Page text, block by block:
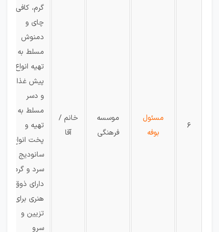
6
مسئول
بوفه
موسسه
فرهنگی
خانم /
آقا
گرم، کافی،
چای و
دمنوش
مسلط به
تهیه انواع
پیش غذا
و دسر
مسلط به
تهیه و
پخت انواع
سانودیج
سرد و گرم
دارای ذوق
هنری برای
تزیین و
سرو